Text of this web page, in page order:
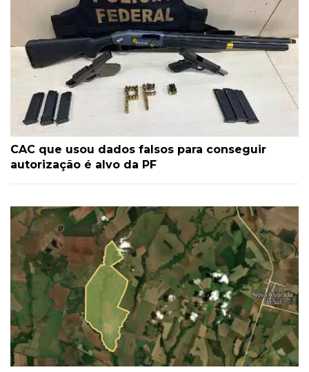
CAC que usou dados falsos para conseguir
autorização é alvo da PF